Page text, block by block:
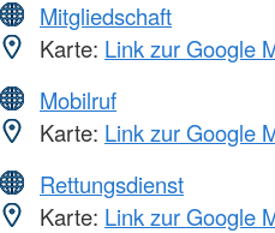
Mitgliedschaft
Karte: Link zur Google
Mobilruf
Karte: Link zur Google
Rettungsdienst
Karte: Link zur Google